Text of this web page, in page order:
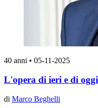
40 anni • 05-11-2025
L'opera di ieri e di oggi
di Marco Beghelli